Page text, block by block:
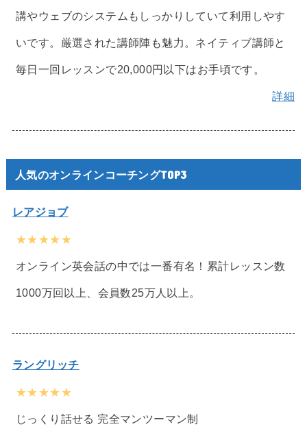
講やウェブのシステムもしっかりしていて利用しやす
いです。厳選された講師陣も魅力。ネイティブ講師と
毎日一回レッスンで20,000円以下はお手頃です。
詳細
人気のオンラインコーチングTOP3
レアジョブ
★★★★★
オンライン英会話の中では一番有名！累計レッスン数
1000万回以上、会員数25万人以上。
ラングリッチ
★★★★★
じっくり話せる 完全マンツーマン制